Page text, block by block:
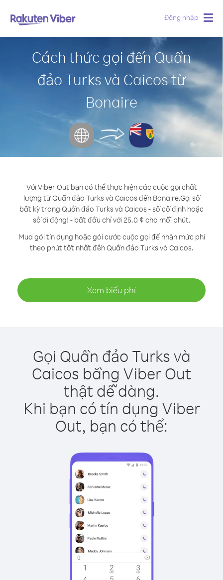
Đăng nhập
Cách thức gọi đến Quần
đảo Turks và Caicos từ
Bonaire
Với Viber Out bạn có thể thực hiện các cuộc gọi chất
lượng từ Quần đảo Turks và Caicos đến Bonaire.Gọi số
bất kỳ trong Quần đảo Turks và Caicos - số cố định hoặc
số di động! - bắt đầu chỉ với 25.0 ¢ cho mỗi phút.
Mua gói tín dụng hoặc gói cước cuộc gọi để nhận mức phí
theo phút tốt nhất đến Quần đảo Turks và Caicos.
Xem biểu phí
Gọi Quần đảo Turks và
Caicos bằng Viber Out
thật dễ dàng.
Khi bạn có tín dụng Viber
Out, bạn có thể: